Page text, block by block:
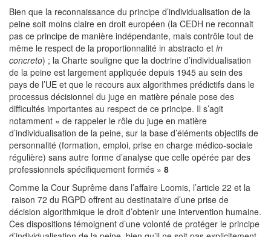
Bien que la reconnaissance du principe d’individualisation de la
peine soit moins claire en droit européen (la CEDH ne reconnait
pas ce principe de manière indépendante, mais contrôle tout de
même le respect de la proportionnalité in abstracto et in
concreto) ; la Charte souligne que la doctrine d’individualisation
de la peine est largement appliquée depuis 1945 au sein des
pays de l’UE et que le recours aux algorithmes prédictifs dans le
processus décisionnel du juge en matière pénale pose des
difficultés importantes au respect de ce principe. Il s’agit
notamment « de rappeler le rôle du juge en matière
d’individualisation de la peine, sur la base d’éléments objectifs de
personnalité (formation, emploi, prise en charge médico-sociale
régulière) sans autre forme d’analyse que celle opérée par des
professionnels spécifiquement formés » 8
Comme la Cour Suprême dans l’affaire Loomis, l’article 22 et la
raison 72 du RGPD offrent au destinataire d’une prise de
décision algorithmique le droit d’obtenir une intervention humaine.
Ces dispositions témoignent d’une volonté de protéger le principe